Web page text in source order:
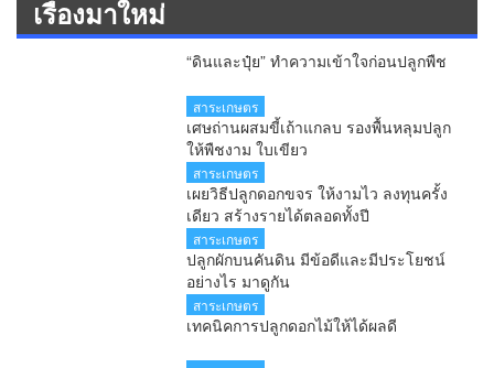
เรื่องมาใหม่
“ดินและปุ๋ย” ทำความเข้าใจก่อนปลูกพืช
สาระเกษตร
เศษถ่านผสมขี้เถ้าแกลบ รองพื้นหลุมปลูก
ให้พืชงาม ใบเขียว
สาระเกษตร
เผยวิธีปลูกดอกขจร ให้งามไว ลงทุนครั้ง
เดียว สร้างรายได้ตลอดทั้งปี
สาระเกษตร
ปลูกผักบนคันดิน มีข้อดีและมีประโยชน์
อย่างไร มาดูกัน
สาระเกษตร
เทคนิคการปลูกดอกไม้ให้ได้ผลดี